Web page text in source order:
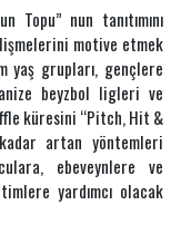
Topu” nun tanıtımını
motive etmek
grupları, gençlere
beyzbol ligleri ve
küresini “Pitch, Hit &
artan yöntemleri
ebeveynlere ve
yardımcı olacak